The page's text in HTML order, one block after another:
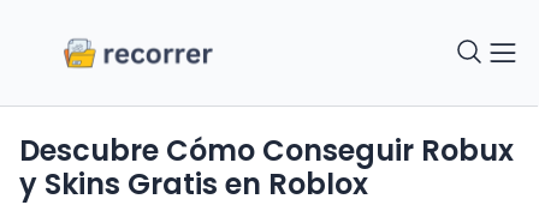
Descubre Cómo Conseguir Robux
y Skins Gratis en Roblox